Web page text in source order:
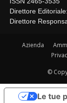
Direttore
Direttore
Azienda
©
Le tue